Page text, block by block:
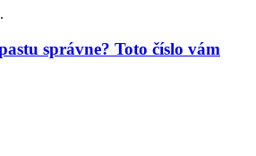
.
správne? Toto číslo vám